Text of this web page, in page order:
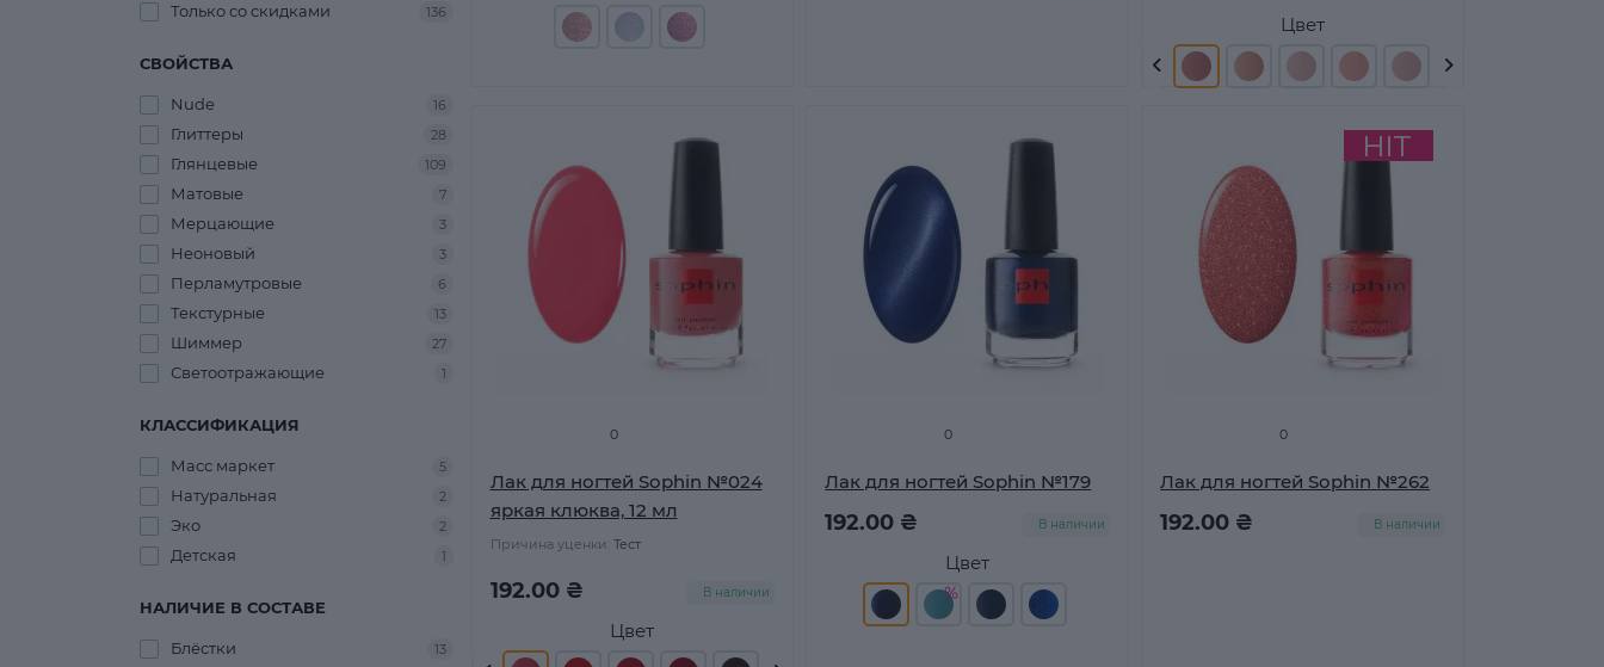
Только со cкидками 136
СВОЙСТВА
Nude 16
Глиттеры 28
Глянцевые 109
Матовые 7
Мерцающие 3
Неоновый 3
Перламутровые 6
Текстурные 13
Шиммер 27
Светоотражающие 1
КЛАССИФИКАЦИЯ
Масс маркет 5
Натуральная 2
Эко 2
Детская 1
НАЛИЧИЕ В СОСТАВЕ
Блёстки 13
Цвет
0
Лак для ногтей Sophin №024
яркая клюква, 12 мл
Причина уценки: Тест
Цвет
192.00 ₴ В наличии
0
Лак для ногтей Sophin №179
Цвет
192.00 ₴ В наличии
0
Лак для ногтей Sophin №262
192.00 ₴ В наличии